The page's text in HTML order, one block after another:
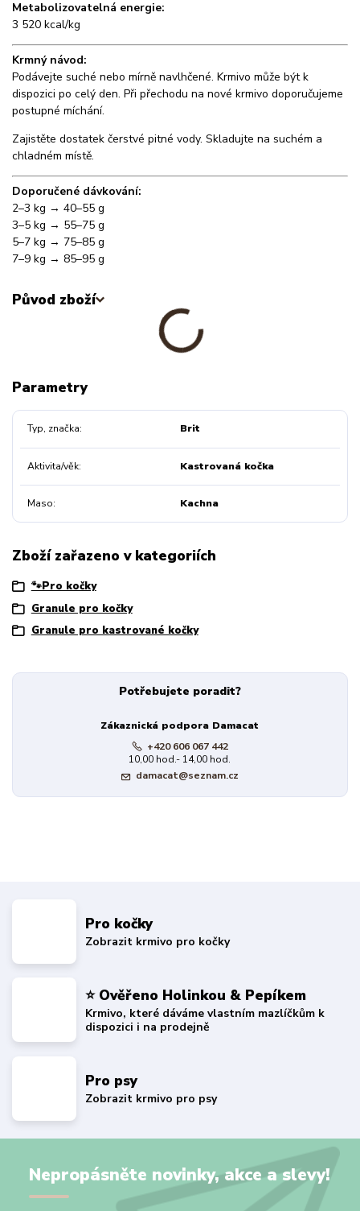
Metabolizovatelná energie:
3 520 kcal/kg
Krmný návod:
Podávejte suché nebo mírně navlhčené. Krmivo může být k
dispozici po celý den. Při přechodu na nové krmivo doporučujeme
postupné míchání.
Zajistěte dostatek čerstvé pitné vody. Skladujte na suchém a
chladném místě.
Doporučené dávkování:
2–3 kg → 40–55 g
3–5 kg → 55–75 g
5–7 kg → 75–85 g
7–9 kg → 85–95 g
Původ zboží
Parametry
Typ, značka Brit
Aktivita/věk Kastrovaná kočka
Maso Kachna
Zboží zařazeno v kategoriích
🐾Pro kočky
Granule pro kočky
Granule pro kastrované kočky
Potřebujete poradit?
Zákaznická podpora Damacat
+420 606 067 442
10,00 hod.- 14,00 hod.
damacat@seznam.cz
Pro kočky
Zobrazit krmivo pro kočky
⭐ Ověřeno Holinkou & Pepíkem
Krmivo, které dáváme vlastním mazlíčkům k
dispozici i na prodejně
Pro psy
Zobrazit krmivo pro psy
Nepropásněte novinky, akce a slevy!